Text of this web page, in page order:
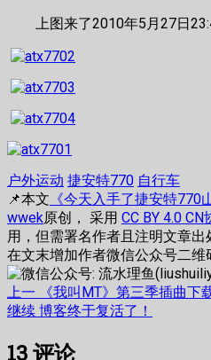
上图来了2010年5月27日
户外运动 捷安特770 自行车
📌本文 《今天入手了捷安特770
wwek原创， 采用 CC BY 4.0 CN
用，但需署名作者且注明文章
在文末增加作者微信公众号二维
文
章
上一
上
篇
章：
《我叫MT》第三季插曲下
继续 下
文
博客终于复活了！
13评论